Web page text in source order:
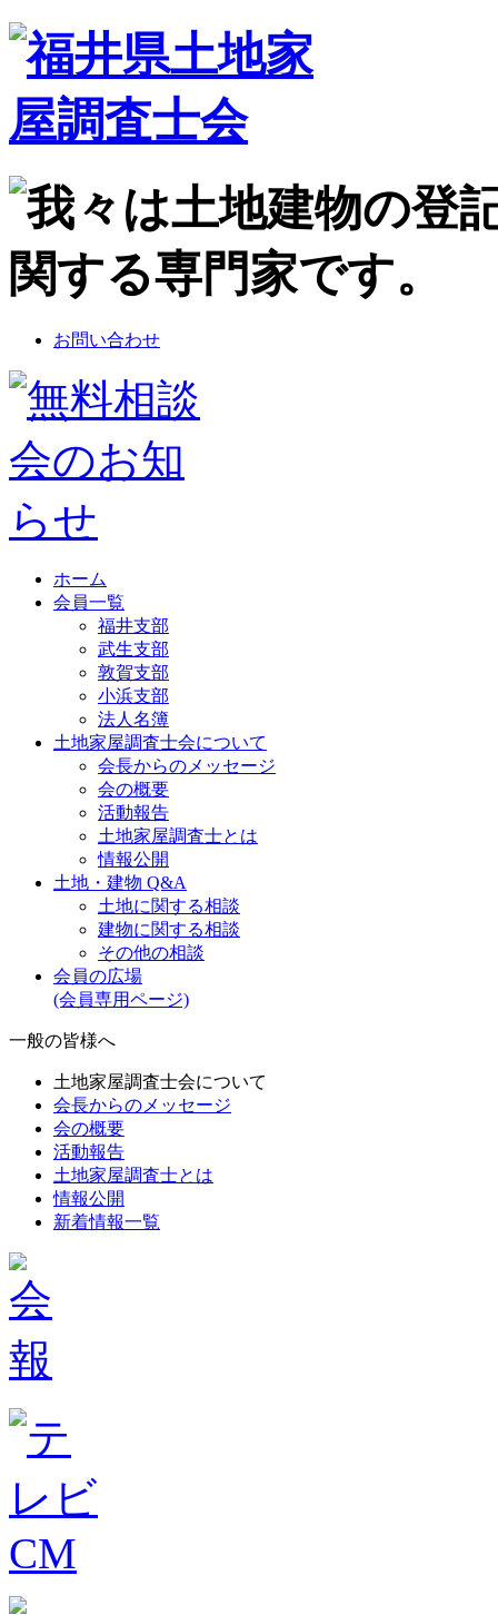
お問い合わせ
ホーム
会員一覧
福井支部
武生支部
敦賀支部
小浜支部
法人名簿
土地家屋調査士会について
会長からのメッセージ
会の概要
活動報告
土地家屋調査士とは
情報公開
土地・建物 Q&A
土地に関する相談
建物に関する相談
その他の相談
会員の広場
(会員専用ページ)
一般の皆様へ
土地家屋調査士会について
会長からのメッセージ
会の概要
活動報告
土地家屋調査士とは
情報公開
新着情報一覧